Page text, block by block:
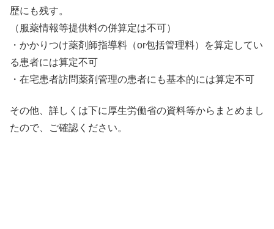
歴にも残す。
（服薬情報等提供料の併算定は不可）
・かかりつけ薬剤師指導料（or包括管理料）を算定してい
る患者には算定不可
・在宅患者訪問薬剤管理の患者にも基本的には算定不可
その他、詳しくは下に厚生労働省の資料等からまとめまし
たので、ご確認ください。